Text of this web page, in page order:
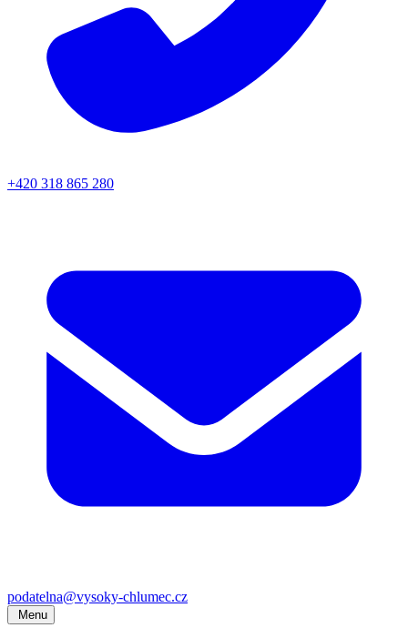
+420 318 865 280
podatelna@vysoky-chlumec.cz
Menu